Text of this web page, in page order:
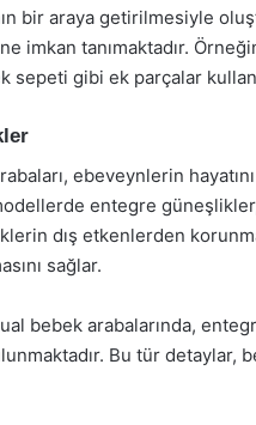
bir araya getirilmesiyle
imkan tanımaktadır.
sepeti gibi ek parçalar
ebeveynlerin
entegre
dış etkenlerden
sağlar.
bebek arabalarında,
Bu tür detaylar,